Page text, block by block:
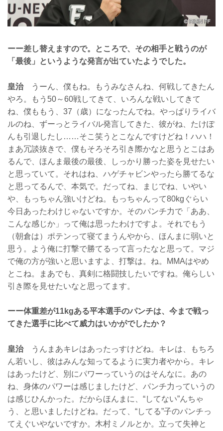
ーー差し替えますので。ところで、その相手と戦うのが
「最後」というような発言が出ていたようでした。
皇治うーん、僕もね。もうみなさんね、何戦してきたん
やろ。もう50～60戦してきて、いろんな戦いしてきて
ね、僕ももう、37（歳）になったんでね。やっぱりライバ
ルのね、ずーっとライバル発言してきた、彼がね、たけぽ
んも引退したし……そこ笑うとこなんですけどね！ハハ！
まあ冗談抜きで、僕もそろそろ引き際かなと思うとこはあ
るんで、ほんま最後の最後、しっかり勝った姿を見せたい
と思っていて。それはね、ハゲチャビンやったら勝てるな
と思ってるんで、本気で。だってね、まじでね、いやい
や、もっちゃん強いけどね。もっちゃんって80kgぐらい
今日あったわけじゃないですか。そのパンチ力で「ああ、
こんな感じか」って俺は思ったわけですよ。それでもう
（朝倉は）ポテンって寝てまうんやから、ほんまに弱いと
思う。よう俺に打撃で勝てるって言ったなと思って。マジ
で俺の方が強いと思いますよ、打撃は。ね。MMAはやめ
とこね。まあでも、真剣に格闘技したいですね。俺らしい
引き際を見せたいなと思ってます。
ーー体重差が11kgある平本選手のパンチは、今まで戦っ
てきた選手に比べて威力はいかがでしたか？
皇治うんまあキレはあったっすけどね。キレは、もちろ
ん若いし、彼はみんな知ってるように実力者やから。キレ
はあったけど、別にパワーっていうのはそんなに。あの
ね、身体のパワーは感じましたけど、パンチ力っていうの
は感じひんかった。だからほんまに、“してない”んちゃ
う、と思いましたけどね。だって、“してる”子のパンチっ
てえぐいやないですか。木村ミノルとか。立って失神と